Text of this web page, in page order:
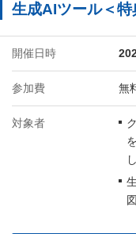
生成AIツール＜特
開催日時
参加費 無
対象者